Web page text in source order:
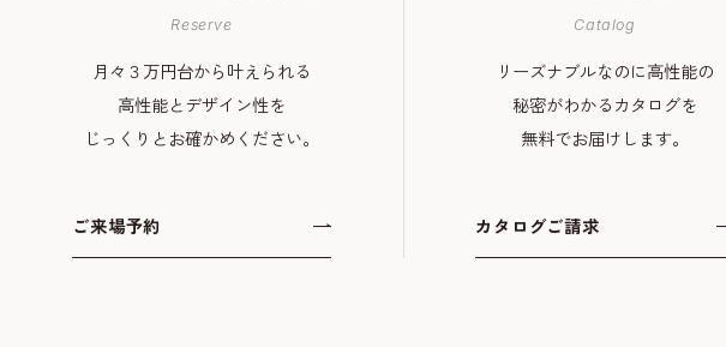
Reserve
月々３万円台から叶えられる
高性能とデザイン性を
じっくりとお確かめください。
ご来場予約
Catalog
リーズナブルなのに高性能の
秘密がわかるカタログを
無料でお届けします。
カタログご請求